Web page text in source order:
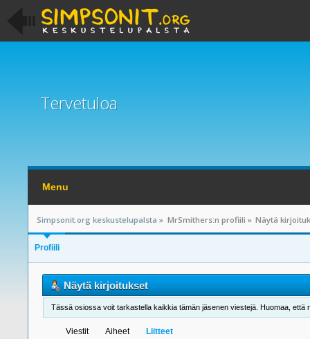
Tervetuloa
Menu
Simpsonit.org keskustelupalsta » MrSmithers:n profiili » Näytä
Profiili
Näytä kirjoitukset
Tässä osiossa voit tarkastella kaikkia tämän jäsenen viestejä. Huomaa, että
Viestit Aiheet Liitteet